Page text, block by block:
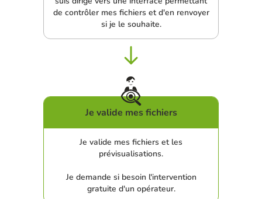
de contrôler mes fichiers et d'en renvoyer
si je le souhaite.
Je valide mes fichiers
Je valide mes fichiers et les
prévisualisations.
Je demande si besoin l'intervention
gratuite d'un opérateur.